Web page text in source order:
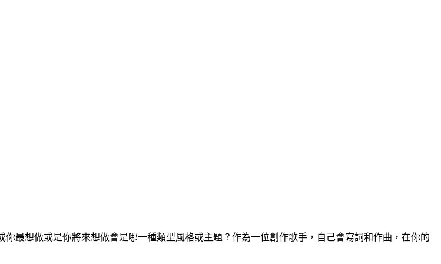
最想做或是你將來想做會是哪一種類型風格或主題？作為一位創作歌手，自己會寫詞和作曲，在你的